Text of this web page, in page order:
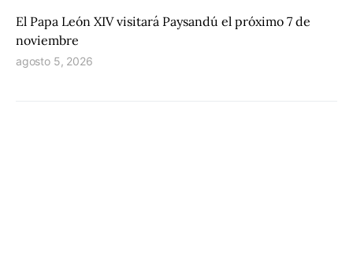
El Papa León XIV visitará Paysandú el próximo 7 de
noviembre
agosto 5, 2026